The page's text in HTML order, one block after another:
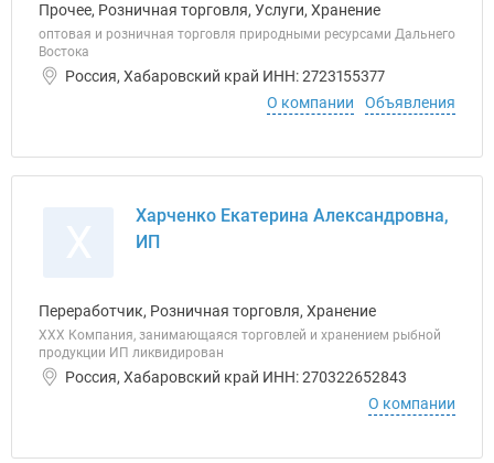
Прочее, Розничная торговля, Услуги, Хранение
оптовая и розничная торговля природными ресурсами Дальнего
Востока
Россия, Хабаровский край ИНН: 2723155377
О компании
Объявления
Харченко Екатерина Александровна,
ИП
Переработчик, Розничная торговля, Хранение
ХХХ Компания, занимающаяся торговлей и хранением рыбной
продукции ИП ликвидирован
Россия, Хабаровский край ИНН: 270322652843
О компании